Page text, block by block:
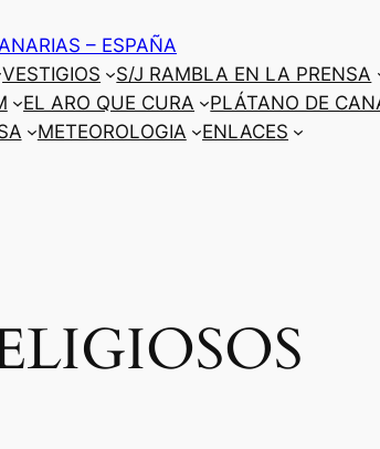
– ESPAÑA
VESTIGIOS S/J RAMBLA EN LA PRENSA
EL ARO QUE CURA PLÁTANO DE
METEOROLOGIA ENLACES